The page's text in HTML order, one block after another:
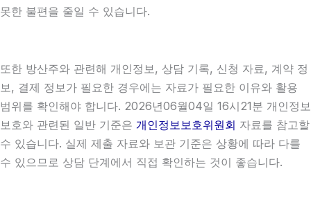
못한 불편을 줄일 수 있습니다.
또한 방산주와 관련해 개인정보, 상담 기록, 신청 자료, 계약 정
보, 결제 정보가 필요한 경우에는 자료가 필요한 이유와 활용
범위를 확인해야 합니다. 2026년06월04일 16시21분 개인정보
보호와 관련된 일반 기준은 개인정보보호위원회 자료를 참고할
수 있습니다. 실제 제출 자료와 보관 기준은 상황에 따라 다를
수 있으므로 상담 단계에서 직접 확인하는 것이 좋습니다.